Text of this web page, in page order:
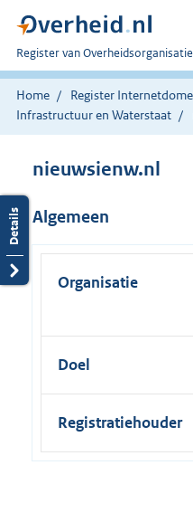
U
bent
nu
hier:
Register van
Home Register
Infrastructuur en Waterstaat
nieuwsienw.nl
Algemeen
Organisatie
Doel
Registratiehouder